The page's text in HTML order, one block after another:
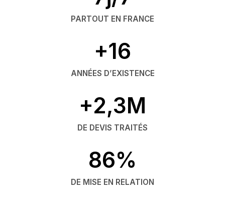
PARTOUT EN FRANCE
+16
ANNÉES D’EXISTENCE
+2,3M
DE DEVIS TRAITÉS
86%
DE MISE EN RELATION